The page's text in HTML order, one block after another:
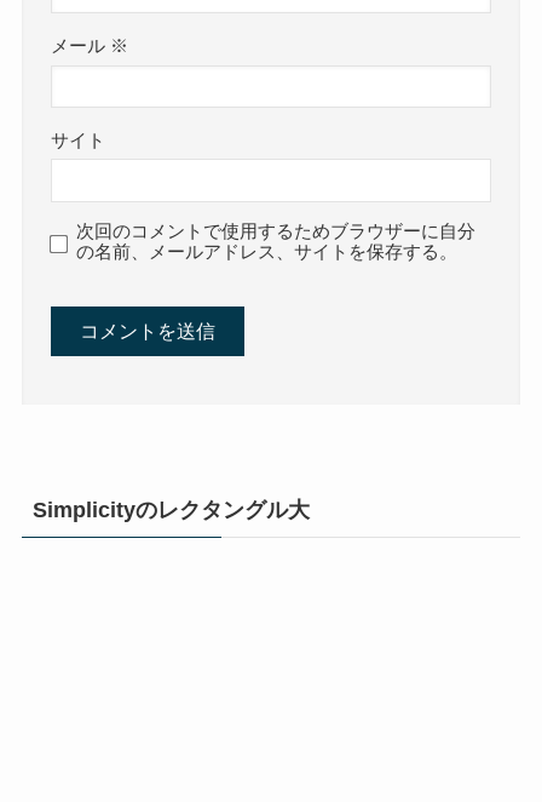
メール ※
サイト
次回のコメントで使用するためブラウザーに自分
の名前、メールアドレス、サイトを保存する。
Simplicityのレクタングル大